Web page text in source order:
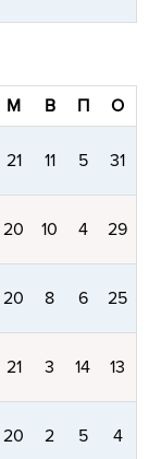
М В П О
21 11 5 31
20 10 4 29
20 8 6 25
21 3 14 13
20 2 5 4